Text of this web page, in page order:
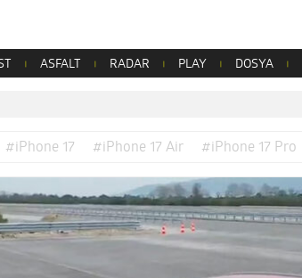
ASFALT RADAR PLAY DOSYA
#iPhone 17 #iPhone 17 Air #iPhone 17 Pro